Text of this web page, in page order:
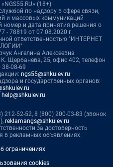
(18+)
по надзору в сфере связи,
и массовых коммуникаций
номер и дата принятия решения о
- 78819 от 07.08.2020 г.
ответственностью "ИНТЕРНЕТ
Ангелина Алексеевна
Щербанева, 25, офис 402, телефон
38-08-69
ngs55@shkulev.ru
и государственных органов:
help@shkulev.ru
52-52, 8 (800) 200-03-83 (звонок
reklamangs@shkulev.ru
за достоверность
в рекламных объявлениях.
ограничениях
cookies